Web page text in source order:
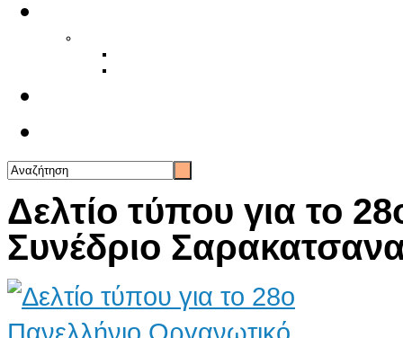
Δελτίο τύπου για το
Συνέδριο